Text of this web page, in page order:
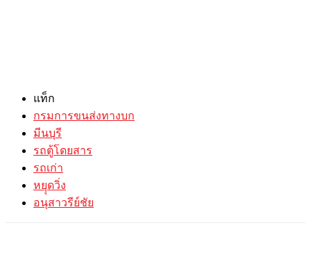
แท็ก
กรมการขนส่งทางบก
มีนบุรี
รถตู้โดยสาร
รถเก่า
หยุุดวิ่ง
อนุสาวรีย์ชัย